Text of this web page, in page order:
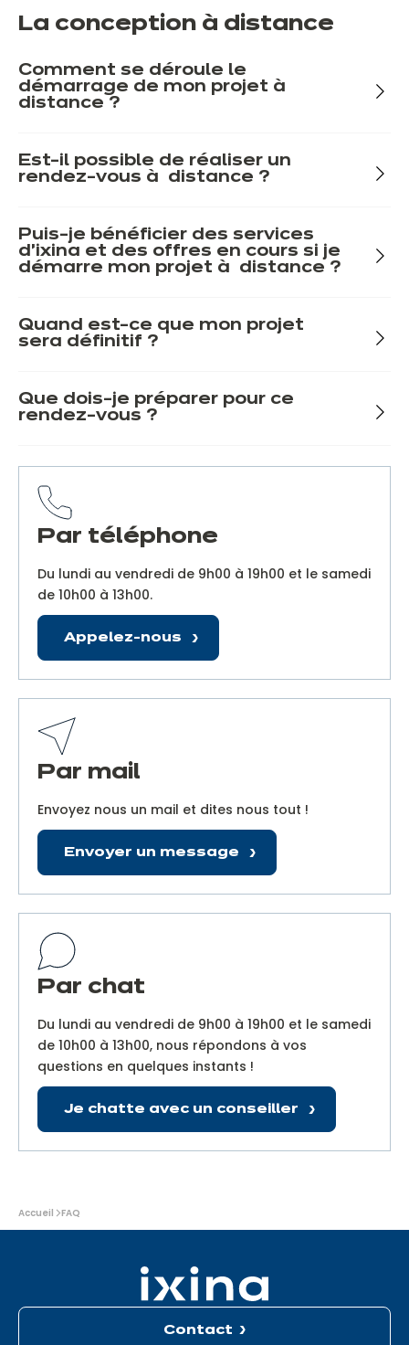
La conception à distance
Comment se déroule le
démarrage de mon projet à
distance ?
Est-il possible de réaliser un
rendez-vous à distance ?
Puis-je bénéficier des services
d'ixina et des offres en cours si je
démarre mon projet à distance ?
Quand est-ce que mon projet
sera définitif ?
Que dois-je préparer pour ce
rendez-vous ?
Par téléphone
Du lundi au vendredi de 9h00 à 19h00 et le samedi
de 10h00 à 13h00.
Appelez-nous
Par mail
Envoyez nous un mail et dites nous tout !
Envoyer un message
Par chat
Du lundi au vendredi de 9h00 à 19h00 et le samedi
de 10h00 à 13h00, nous répondons à vos
questions en quelques instants !
Je chatte avec un conseiller
Vous
êtes
Accueil FAQ
Contact